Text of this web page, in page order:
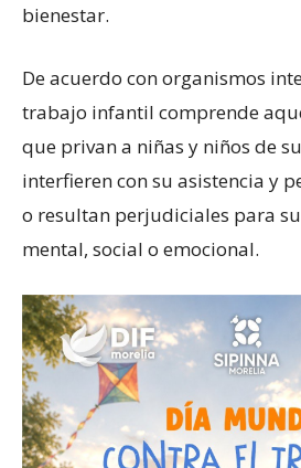
bienestar.
De acuerdo con organismos
trabajo infantil comprende
que privan a niñas y niños de
interfieren con su asistencia y
o resultan perjudiciales para
mental, social o emocional.